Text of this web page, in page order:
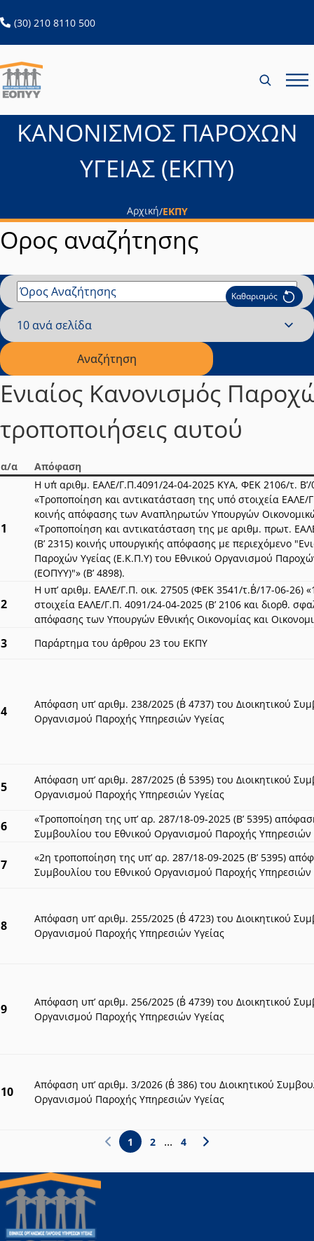
(30) 210 8110 500ανοίγει σε νέα καρτέλα
ΚΑΝΟΝΙΣΜΟΣ ΠΑΡΟΧΩΝ
ΥΓΕΙΑΣ (ΕΚΠΥ)
Αρχική/ΕΚΠΥ
Ορος αναζήτησης
Όρος Αναζήτησης
Εγγραφές ανά σελίδα
10 ανά σελίδα
Αναζήτηση
Καθαρισμός
Ενιαίος Κανονισμός
τροποποιήσεις αυτού
α/α Απόφαση
1
Η υπ΄ αριθμ. ΕΑΛΕ/Γ.Π.4091/24-04-2025 ΚΥΑ, ΦΕΚ 2106/τ.
«Τροποποίηση και αντικατάσταση της υπό στοιχεία
κοινής απόφασης των Αναπληρωτών Υπουργών
«Τροποποίηση και αντικατάσταση της με αριθμ. πρωτ.
(Β’ 2315) κοινής υπουργικής απόφασης με περιεχόμενο
Παροχών Υγείας (Ε.Κ.Π.Υ) του Εθνικού Οργανισμού
(ΕΟΠΥΥ)"» (Β’ 4898).
2
Η υπ’ αριθμ. ΕΑΛΕ/Γ.Π. οικ. 27505 (ΦΕΚ 3541/τ.Β΄/17-06-26)
στοιχεία ΕΑΛΕ/Γ.Π. 4091/24-04-2025 (Β’ 2106 και διορθ.
απόφασης των Υπουργών Εθνικής Οικονομίας και
3 Παράρτημα του άρθρου 23 του ΕΚΠΥ
4
Απόφαση υπ’ αριθμ. 238/2025 (Β΄ 4737) του Διοικητικού
Οργανισμού Παροχής Υπηρεσιών Υγείας
5
Απόφαση υπ’ αριθμ. 287/2025 (Β΄ 5395) του Διοικητικού
Οργανισμού Παροχής Υπηρεσιών Υγείας
6
«Τροποποίηση της υπ’ αρ. 287/18-09-2025 (Β’ 5395)
Συμβουλίου του Εθνικού Οργανισμού Παροχής Υπηρεσιών
7
«2η τροποποίηση της υπ’ αρ. 287/18-09-2025 (Β’ 5395)
Συμβουλίου του Εθνικού Οργανισμού Παροχής Υπηρεσιών
8
Απόφαση υπ’ αριθμ. 255/2025 (Β΄ 4723) του Διοικητικού
Οργανισμού Παροχής Υπηρεσιών Υγείας
9
Απόφαση υπ’ αριθμ. 256/2025 (Β΄ 4739) του Διοικητικού
Οργανισμού Παροχής Υπηρεσιών Υγείας
10
Απόφαση υπ’ αριθμ. 3/2026 (Β΄ 386) του Διοικητικού
Οργανισμού Παροχής Υπηρεσιών Υγείας
1 2 ... 4